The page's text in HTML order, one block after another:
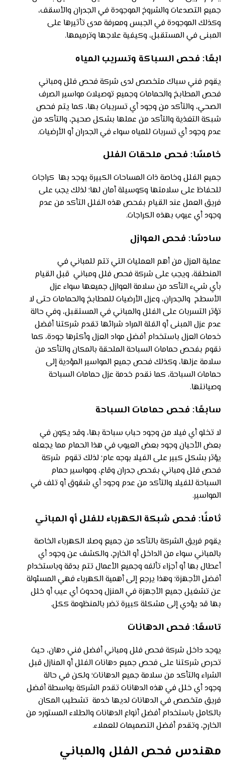
جميع التصدعات والشروخ الموجودة في الجدران والأسقف،
وكذلك الموجودة في الجبس ومعرفة مدى تأثيرها على
المبنى في المستقبل، وكيفية علاجها وترميمها.
ابعًا: فحص السباكة وتسريب المياه
يقوم فني سباك متخصص لدى شركة فحص فلل ومباني
فحص المطابخ والحمامات وجميع توصيلات مواسير الصرف
الصحي، والتأكد من وجود أي تسريبات بها، كما يتم فحص
شبكة التغذية والتأكد من عملها بشكل صحيح، والتأكد من
عدم وجود أي تسربات للمياه سواء في الجدران أو الأرضيات.
خامسًا: فحص ملحقات الفلل
جميع الفلل وخاصة ذات المساحات الكبيرة يوجد بها كراجات
للحفاظ على سلامتها وكوسيلة أمان لها؛ لذلك يجب على
فريق العمل عند القيام بفحص هذه الفلل التأكد من عدم
وجود أي عيوب بهذه الكراجات.
سادسًا: فحص العوازل
عملية العزل من أهم العمليات التي تتم للمباني في
المنطقة، ويجب على شركة فحص فلل ومباني قبل القيام
بأي شيء التأكد من سلامة العوازل جميعها سواء عزل
الأسطح والجدران، وعزل الأرضيات للمطابخ والحمامات حتى لا
تؤثر التسربات على الفلل والمباني في المستقبل، وفي حالة
عدم عزل المبنى أو الفلة المراد شرائها تقدم شركتنا أفضل
خدمات العزل باستخدام أفضل مواد العزل وأكثرها جودة، كما
نقوم بفحص حمامات السباحة الملحقة بالمكان والتأكد من
سلامة عزلها، وكذلك فحص جميع المواسير المؤدية إلى
حمامات السباحة، كما نقدم خدمة عزل حمامات السباحة
وصيانتها.
سابعًا: فحص حمامات السباحة
لا تخلو أي فيلا من وجود حباب سباحة بها، وقد يكون في
بعض الأحيان وجود بعض العيوب في هذا الحمام مما يجعله
يؤثر بشكل كبير على الفيلا بوجه عام؛ لذلك تقوم شركة
فحص فلل ومباني بفحص جدران وقاع، ومواسير حمام
السباحة للفيلا والتأكد من عدم وجود أي شقوق أو تلف في
المواسير.
ثامنًا: فحص شبكة الكهرباء للفلل أو المباني
يقوم فريق الشركة بالتأكد من جميع وصلا الكهرباء الخاصة
بالمباني سواء من الداخل أو الخارج، والكشف عن وجود أي
أعطال بها أو أجزاء تألفه وجميع الأعمال تتم بدقة وباستخدام
أفضل الأجهزة؛ وهذا يرجع إلى أهمية الكهرباء فهي المسئولة
عن تشغيل جميع الأجهزة في المنزل وحدوث أي عيب أو خلل
بها قد يؤدي إلى مشكلة كبيرة تضر بالمنظومة ككل.
تاسعًا: فحص الدهانات
يوجد داخل شركة فحص فلل ومباني أفضل فني دهان، حيث
تحرص شركتنا على فحص جميع دهانات الفلل أو المنازل قبل
الشراء والتأكد من سلامة جميع الدهانات؛ ولكن في حالة
وجود أي خلل في هذه الدهانات تقدم الشركة بواسطة أفضل
فريق متخصص في الدهانات لديها خدمة تشطيب المكان
بالكامل باستخدام أفضل أنواع الدهانات والطلاء المستورد من
الخارج، وتقدم أفضل التصميمات للعملاء.
مهندس فحص الفلل والمباني